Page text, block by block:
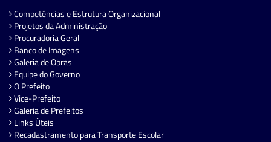
Competências e Estrutura Organizacional
Projetos da Administração
Procuradoria Geral
Banco de Imagens
Galeria de Obras
Equipe do Governo
O Prefeito
Vice-Prefeito
Galeria de Prefeitos
Links Úteis
Recadastramento para Transporte Escolar